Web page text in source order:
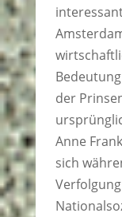
der
Anne
sich